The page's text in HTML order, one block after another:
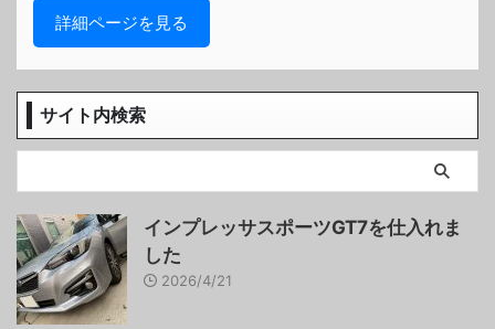
詳細ページを見る
サイト内検索
インプレッサスポーツGT7を仕入れま
した
2026/4/21